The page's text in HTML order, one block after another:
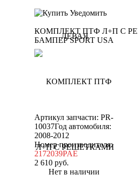
Уведомить
КОМПЛЕКТ ПТФ Л+П С
БАМПЕР SPORT USA
Артикул запчасти: PR-
10037Год автомобиля:
2008-2012
Номер производителя:
2172039PAE
2 610 руб.
Нет в наличии